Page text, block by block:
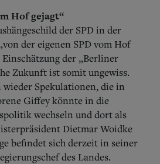
Hof gejagt“
der SPD in der
der eigenen SPD vom Hof
der „Berliner
Zukunft ist somit ungewiss.
Spekulationen, die in
Giffey könnte in die
wechseln und dort als
Dietmar Woidke
befindet sich derzeit in seiner
des Landes.